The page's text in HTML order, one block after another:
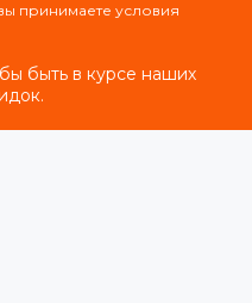
принимаете условия
быть в курсе наших